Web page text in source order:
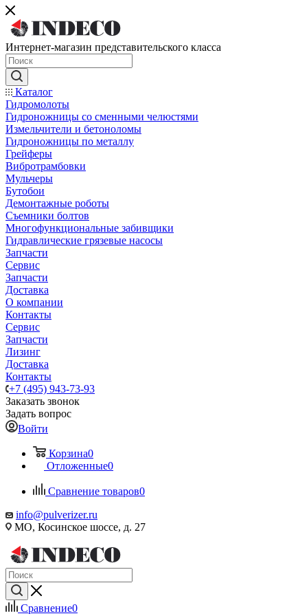
Интернет-магазин представительского класса
Каталог
Гидромолоты
Гидроножницы со сменными челюстями
Измельчители и бетоноломы
Гидроножницы по металлу
Грейферы
Вибротрамбовки
Мульчеры
Бутобои
Демонтажные роботы
Съемники болтов
Многофункциональные забивщики
Гидравлические грязевые насосы
Запчасти
Сервис
Запчасти
Доставка
О компании
Контакты
Сервис
Запчасти
Лизинг
Доставка
Контакты
+7 (495) 943-73-93
Заказать звонок
Задать вопрос
Войти
Корзина0
Отложенные0
Сравнение товаров0
info@pulverizer.ru
МО, Косинское шоссе, д. 27
Сравнение0